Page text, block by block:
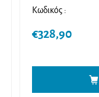
Κωδικός :
€328,90